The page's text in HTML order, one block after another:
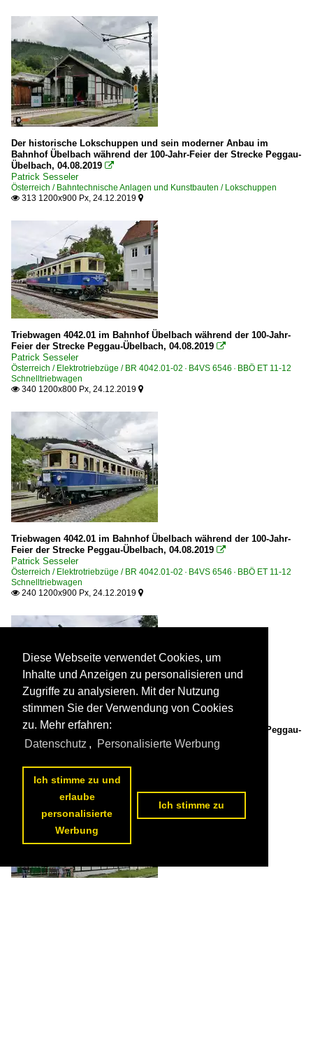
Der historische Lokschuppen und sein moderner Anbau im
Bahnhof Übelbach während der 100-Jahr-Feier der Strecke Peggau-
Übelbach, 04.08.2019 
Patrick Sesseler
Österreich / Bahntechnische Anlagen und Kunstbauten / Lokschuppen
 313 1200x900 Px, 24.12.2019 
Triebwagen 4042.01 im Bahnhof Übelbach während der 100-Jahr-
Feier der Strecke Peggau-Übelbach, 04.08.2019 
Patrick Sesseler
Österreich / Elektrotriebzüge / BR 4042.01-02 · B4VS 6546 · BBÖ ET 11-12
Schnelltriebwagen
 340 1200x800 Px, 24.12.2019 
Triebwagen 4042.01 im Bahnhof Übelbach während der 100-Jahr-
Feier der Strecke Peggau-Übelbach, 04.08.2019 
Patrick Sesseler
Österreich / Elektrotriebzüge / BR 4042.01-02 · B4VS 6546 · BBÖ ET 11-12
Schnelltriebwagen
 240 1200x900 Px, 24.12.2019 
Bahnhof Übelbach während der 100-Jahr-Feier der Strecke Peggau-
Übelbach, 04.08.2019
Diese Webseite verwendet Cookies, um
Inhalte und Anzeigen zu personalisieren und
Zugriffe zu analysieren. Mit der Nutzung
stimmen Sie der Verwendung von Cookies
zu. Mehr erfahren:
Datenschutz , Personalisierte Werbung
Ich stimme zu und
erlaube
personalisierte
Werbung
Ich stimme zu